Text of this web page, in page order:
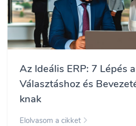
Az Ideális ERP: 7 Lépés
Választáshoz és
knak
Elolvasom a cikket